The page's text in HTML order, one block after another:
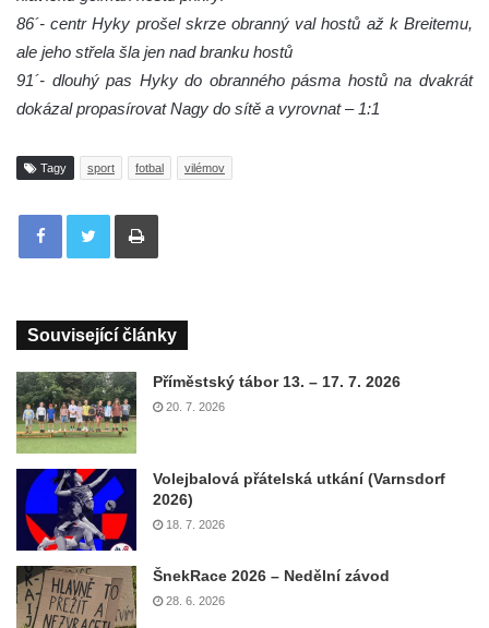
86´- centr Hyky prošel skrze obranný val hostů až k Breitemu,
ale jeho střela šla jen nad branku hostů
91´- dlouhý pas Hyky do obranného pásma hostů na dvakrát
dokázal propasírovat Nagy do sítě a vyrovnat – 1:1
Tagy sport fotbal vilémov
Tisknout
Související články
Příměstský tábor 13. – 17. 7. 2026
20. 7. 2026
Volejbalová přátelská utkání (Varnsdorf
2026)
18. 7. 2026
ŠnekRace 2026 – Nedělní závod
28. 6. 2026